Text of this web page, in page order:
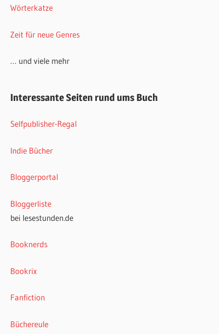
Wörterkatze
Zeit für neue Genres
… und viele mehr
Interessante Seiten rund ums Buch
Selfpublisher-Regal
Indie Bücher
Bloggerportal
Bloggerliste
bei lesestunden.de
Booknerds
Bookrix
Fanfiction
Büchereule